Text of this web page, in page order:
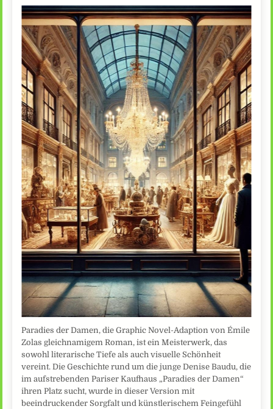
Paradies der Damen, die Graphic Novel-Adaption von Émile
Zolas gleichnamigem Roman, ist ein Meisterwerk, das
sowohl literarische Tiefe als auch visuelle Schönheit
vereint. Die Geschichte rund um die junge Denise Baudu, die
im aufstrebenden Pariser Kaufhaus „Paradies der Damen“
ihren Platz sucht, wurde in dieser Version mit
beeindruckender Sorgfalt und künstlerischem Feingefühl